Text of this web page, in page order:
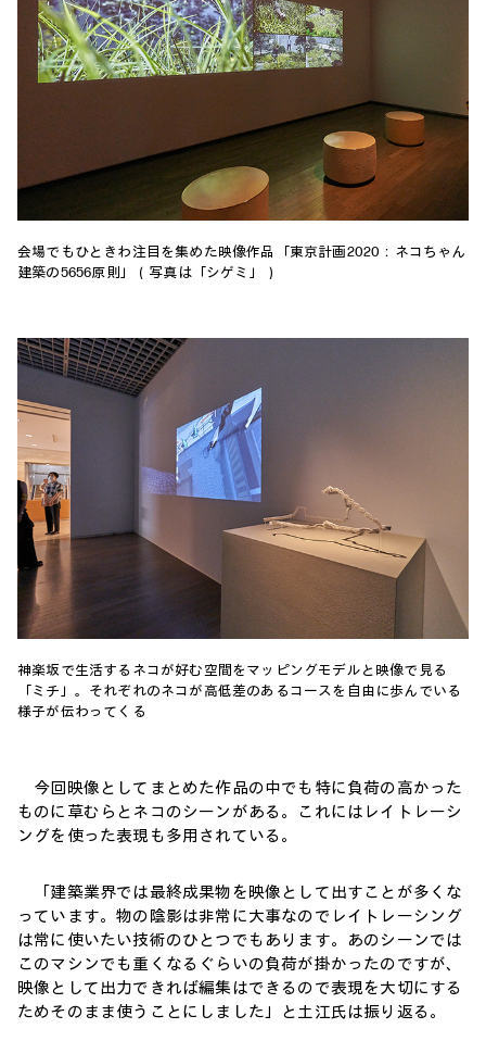
会場でもひときわ注目を集めた映像作品「東京計画2020：ネコちゃん
建築の5656原則」（写真は「シゲミ」）
神楽坂で生活するネコが好む空間をマッピングモデルと映像で見る
「ミチ」。それぞれのネコが高低差のあるコースを自由に歩んでいる
様子が伝わってくる
今回映像としてまとめた作品の中でも特に負荷の高かった
ものに草むらとネコのシーンがある。これにはレイトレーシ
ングを使った表現も多用されている。
「建築業界では最終成果物を映像として出すことが多くな
っています。物の陰影は非常に大事なのでレイトレーシング
は常に使いたい技術のひとつでもあります。あのシーンでは
このマシンでも重くなるぐらいの負荷が掛かったのですが、
映像として出力できれば編集はできるので表現を大切にする
ためそのまま使うことにしました」と土江氏は振り返る。